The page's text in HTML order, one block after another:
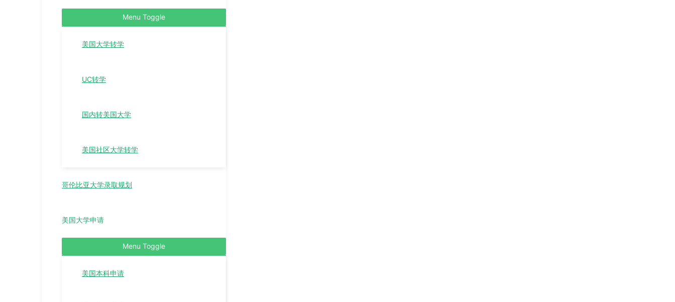
Menu Toggle
美国大学转学
UC转学
国内转美国大学
美国社区大学转学
哥伦比亚大学录取规划
美国大学申请
Menu Toggle
美国本科申请